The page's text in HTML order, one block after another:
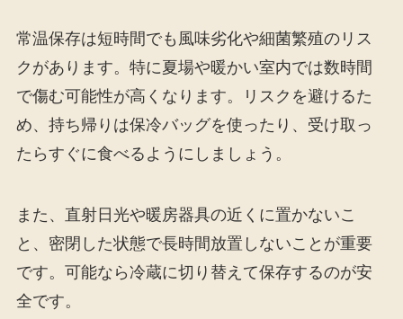
常温保存は短時間でも風味劣化や細菌繁殖のリス
クがあります。特に夏場や暖かい室内では数時間
で傷む可能性が高くなります。リスクを避けるた
め、持ち帰りは保冷バッグを使ったり、受け取っ
たらすぐに食べるようにしましょう。
また、直射日光や暖房器具の近くに置かないこ
と、密閉した状態で長時間放置しないことが重要
です。可能なら冷蔵に切り替えて保存するのが安
全です。